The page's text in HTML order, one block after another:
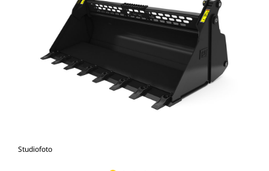
Studiofoto